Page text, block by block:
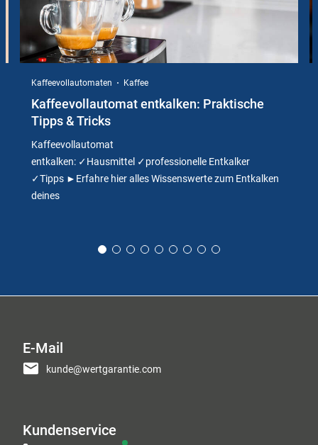
Kaffeevollautomaten Kaffee
Kaffeevollautomat entkalken: Praktische
Tipps & Tricks
Kaffeevollautomat
entkalken: ✓Hausmittel ✓professionelle Entkalker
✓Tipps ►Erfahre hier alles Wissenswerte zum Entkalken
deines
E-Mail
kunde@wertgarantie.com
Kundenservice